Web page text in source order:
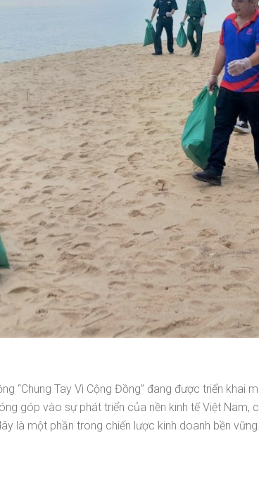
“Chung Tay Vì Cộng Đồng” đang được triển
góp vào sự phát triển của nền kinh tế Việt
là một phần trong chiến lược kinh doanh bền vững.